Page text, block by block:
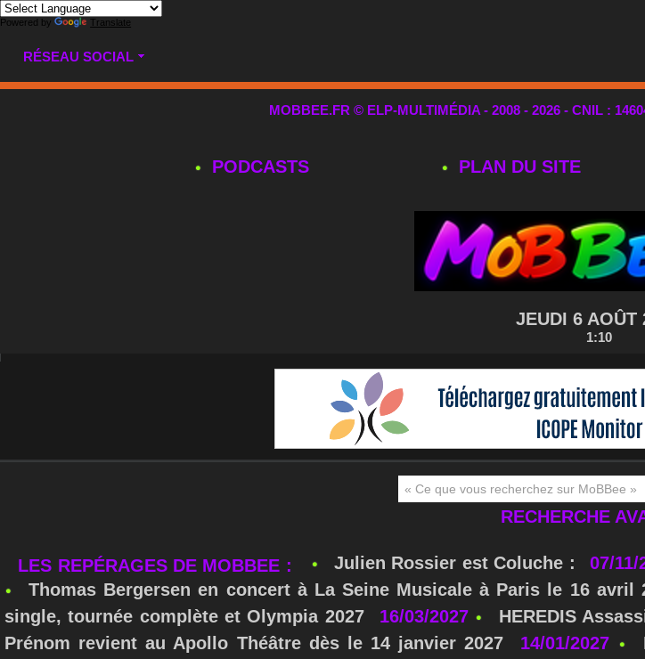
Powered by Translate
RÉSEAU SOCIAL
MOBBEE.FR © ELP-MULTIMÉDIA - 2008 - 2026 - CNIL :
PODCASTS PLAN DU SITE
JEUDI 6 AOÛT
1:10
RECHERCHE
LES REPÉRAGES DE MOBBEE : Julien Rossier est Coluche : 07/11/
Thomas Bergersen en concert à La Seine Musicale à Paris le 16 avril
single, tournée complète et Olympia 2027
16/03/2027 HEREDIS
Prénom revient au Apollo Théâtre dès le 14 janvier 2027
14/01/2027